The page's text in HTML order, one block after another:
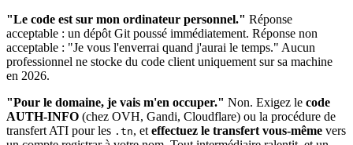
"Le code est sur mon ordinateur personnel." Réponse
acceptable : un dépôt Git poussé immédiatement. Réponse non
acceptable : "Je vous l'enverrai quand j'aurai le temps." Aucun
professionnel ne stocke du code client uniquement sur sa machine
en 2026.
"Pour le domaine, je vais m'en occuper." Non. Exigez le code
AUTH-INFO (chez OVH, Gandi, Cloudflare) ou la procédure de
transfert ATI pour les .tn, et effectuez le transfert vous-même vers